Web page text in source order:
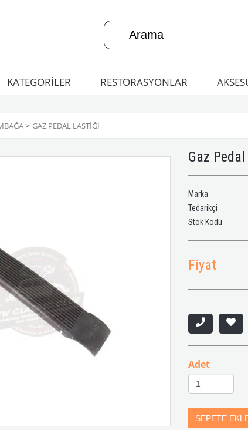
KATEGORİLER RESTORASYONLAR
> GAZ PEDAL LASTIĞI
Gaz
Marka
Tedarikçi
Fiyat
Adet